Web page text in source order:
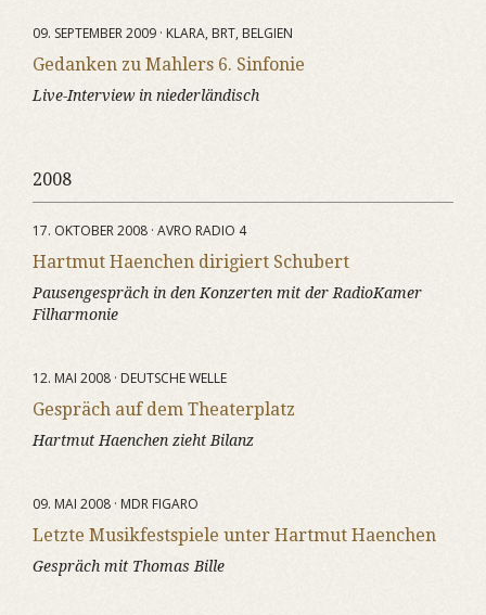
09. SEPTEMBER 2009 · KLARA, BRT, BELGIEN
Gedanken zu Mahlers 6. Sinfonie
Live-Interview in niederländisch
2008
17. OKTOBER 2008 · AVRO RADIO 4
Hartmut Haenchen dirigiert Schubert
Pausengespräch in den Konzerten mit der RadioKamer
Filharmonie
12. MAI 2008 · DEUTSCHE WELLE
Gespräch auf dem Theaterplatz
Hartmut Haenchen zieht Bilanz
09. MAI 2008 · MDR FIGARO
Letzte Musikfestspiele unter Hartmut Haenchen
Gespräch mit Thomas Bille